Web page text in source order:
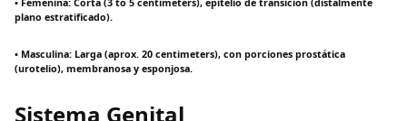
plano estratificado).
• Masculina: Larga (aprox. 20 centimeters), con porciones prostática
(urotelio), membranosa y esponjosa.
Sistema Genital